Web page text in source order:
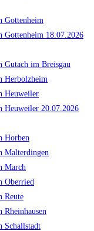
Gottenheim
18.07.2026
im Breisgau
Herbolzheim
Heuweiler
20.07.2026
Horben
Malterdingen
March
Oberried
Reute
Schallstadt